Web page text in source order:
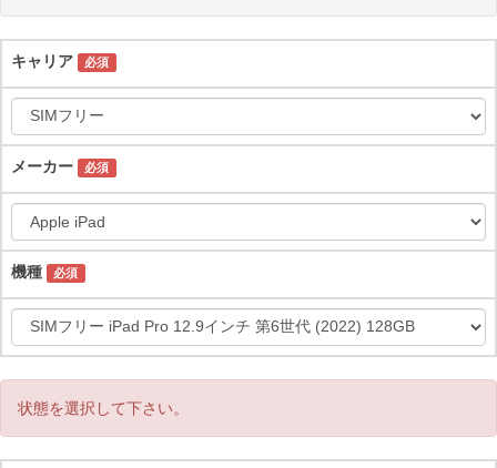
キャリア 必須
メーカー 必須
機種 必須
状態を選択して下さい。